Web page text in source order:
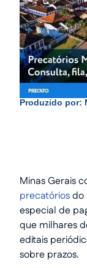
Produzido por:
Minas Gerais
precatóriosdo
especial de
que milhares
editais
sobre prazos.